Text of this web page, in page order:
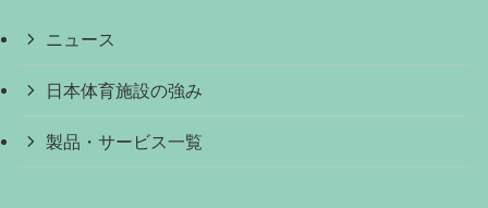
ニュース
日本体育施設の強み
製品・サービス一覧